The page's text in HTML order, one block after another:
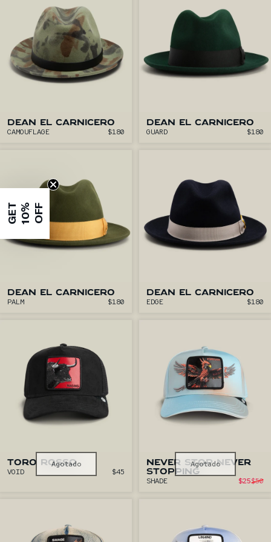
DEAN EL CARNICERO
$180
CAMOUFLAGE
DEAN EL CARNICERO
$180
GUARD
DEAN EL CARNICERO
$180
PALM
DEAN EL CARNICERO
$180
EDGE
Agotado
TORO ROSSO
$45
VOID
Agotado
NEVER STOP NEVER
STOPPING
$25$50
SHADE
G
E
T
1
0
%
O
F F